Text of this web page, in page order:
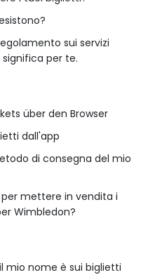
sui servizi
per te.
über den Browser
dall'app
di consegna del mio
mettere in vendita i
Wimbledon?
mio nome è sui biglietti